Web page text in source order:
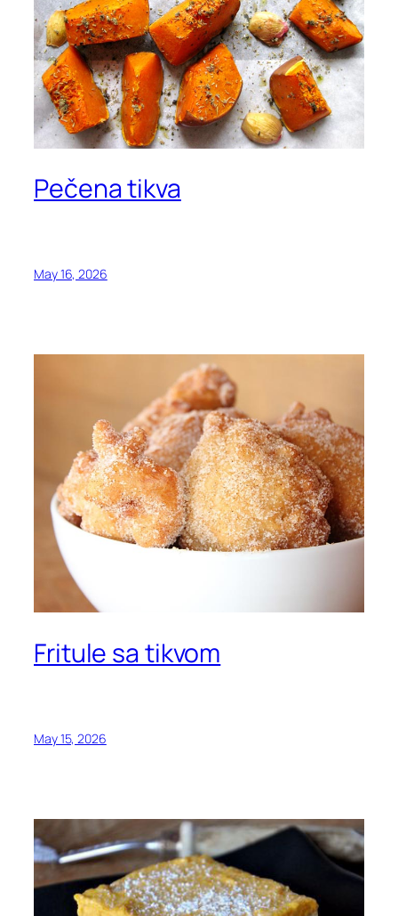
Pečena tikva
May 16, 2026
Fritule sa tikvom
May 15, 2026